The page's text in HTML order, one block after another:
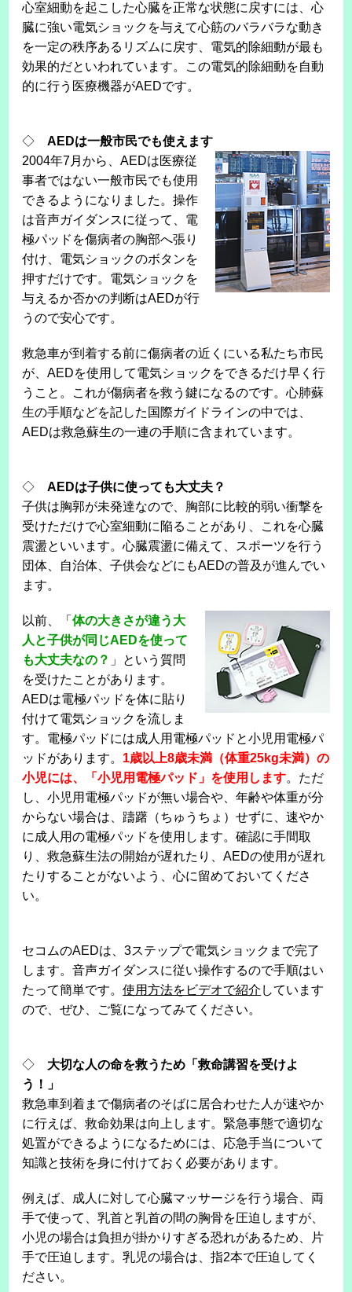
心室細動を起こした心臓を正常な状態に戻すには、心
臓に強い電気ショックを与えて心筋のバラバラな動き
を一定の秩序あるリズムに戻す、電気的除細動が最も
効果的だといわれています。この電気的除細動を自動
的に行う医療機器がAEDです。
◇AEDは一般市民でも使えます
2004年7月から、AEDは医療従
事者ではない一般市民でも使用
できるようになりました。操作
は音声ガイダンスに従って、電
極パッドを傷病者の胸部へ張り
付け、電気ショックのボタンを
押すだけです。電気ショックを
与えるか否かの判断はAEDが行
うので安心です。
救急車が到着する前に傷病者の近くにいる私たち市民
が、AEDを使用して電気ショックをできるだけ早く行
うこと。これが傷病者を救う鍵になるのです。心肺蘇
生の手順などを記した国際ガイドラインの中では、
AEDは救急蘇生の一連の手順に含まれています。
◇AEDは子供に使っても大丈夫？
子供は胸郭が未発達なので、胸部に比較的弱い衝撃を
受けただけで心室細動に陥ることがあり、これを心臓
震盪といいます。心臓震盪に備えて、スポーツを行う
団体、自治体、子供会などにもAEDの普及が進んでい
ます。
以前、「体の大きさが違う大
人と子供が同じAEDを使って
も大丈夫なの？ 」という質問
を受けたことがあります。
AEDは電極パッドを体に貼り
付けて電気ショックを流しま
す。電極パッドには成人用電極パッドと小児用電極パ
ッドがあります。 1歳以上8歳未満（体重25kg未満）の
小児には、「小児用電極パッド」を使用します。ただ
し、小児用電極パッドが無い場合や、年齢や体重が分
からない場合は、躊躇（ちゅうちょ）せずに、速やか
に成人用の電極パッドを使用します。確認に手間取
り、救急蘇生法の開始が遅れたり、AEDの使用が遅れ
たりすることがないよう、心に留めておいてくださ
い。
セコムのAEDは、3ステップで電気ショックまで完了
します。音声ガイダンスに従い操作するので手順はい
たって簡単です。使用方法をビデオで紹介 しています
ので、ぜひ、ご覧になってみてください。
◇ 大切な人の命を救うため「救命講習を受けよ
う！」
救急車到着まで傷病者のそばに居合わせた人が速やか
に行えば、救命効果は向上します。緊急事態で適切な
処置ができるようになるためには、応急手当について
知識と技術を身に付けておく必要があります。
例えば、成人に対して心臓マッサージを行う場合、両
手で使って、乳首と乳首の間の胸骨を圧迫しますが、
小児の場合は負担が掛かりすぎる恐れがあるため、片
手で圧迫します。乳児の場合は、指2本で圧迫してく
ださい。